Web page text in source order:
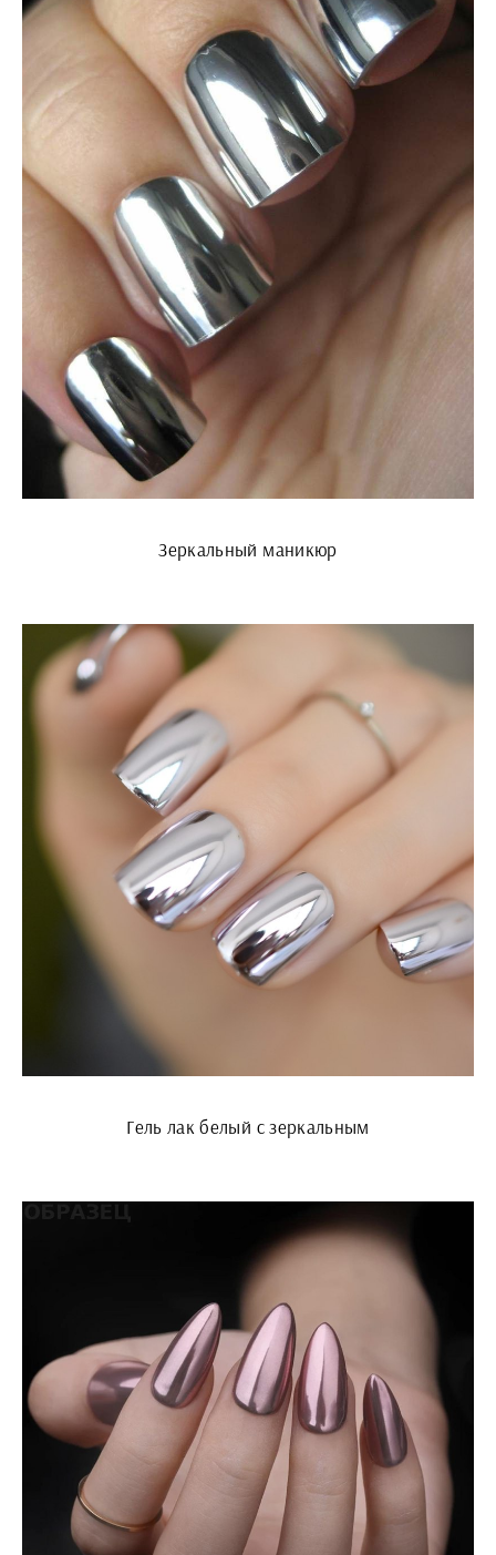
Зеркальный маникюр
Гель лак белый с зеркальным